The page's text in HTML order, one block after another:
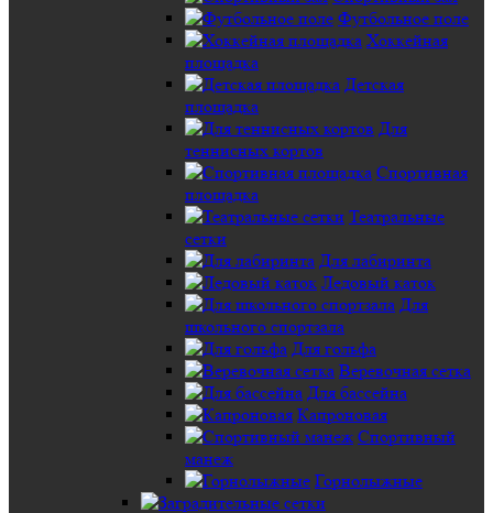
Футбольное поле
Хоккейная
площадка
Детская
площадка
Для
теннисных кортов
Спортивная
площадка
Театральные
сетки
Для лабиринта
Ледовый каток
Для
школьного спортзала
Для гольфа
Веревочная сетка
Для бассейна
Капроновая
Спортивный
манеж
Горнолыжные